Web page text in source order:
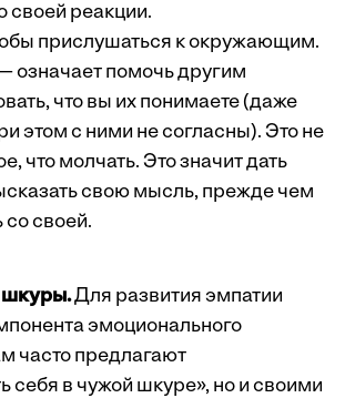
своей реакции.
прислушаться к окружающим.
означает помочь другим
что вы их понимаете (даже
этом с ними не согласны). Это не
что молчать. Это значит дать
свою мысль, прежде чем
со своей.
шкуры.Для развития эмпатии
эмоционального
часто предлагают
себя в чужой шкуре», но и своими